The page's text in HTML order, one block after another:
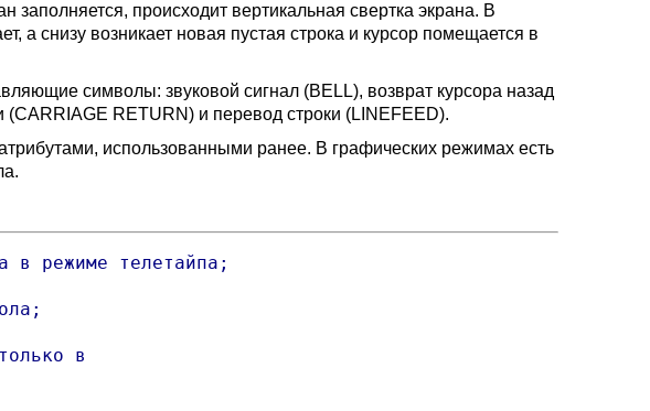
заполняется, происходит вертикальная свертка экрана. В
а снизу возникает новая пустая строка и курсор помещается в
символы: звуковой сигнал (BELL), возврат курсора назад
(CARRIAGE RETURN) и перевод строки (LINEFEED).
использованными ранее. В графических режимах есть
режиме телетайпа;
в